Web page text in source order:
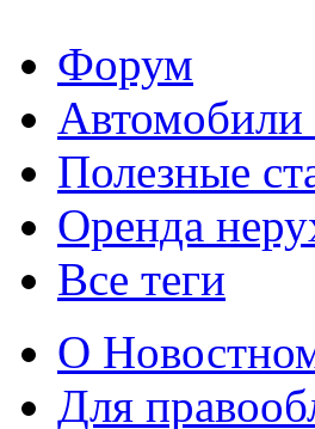
Форум
Автомобили
Полезные
Оренда
Все теги
О
Для